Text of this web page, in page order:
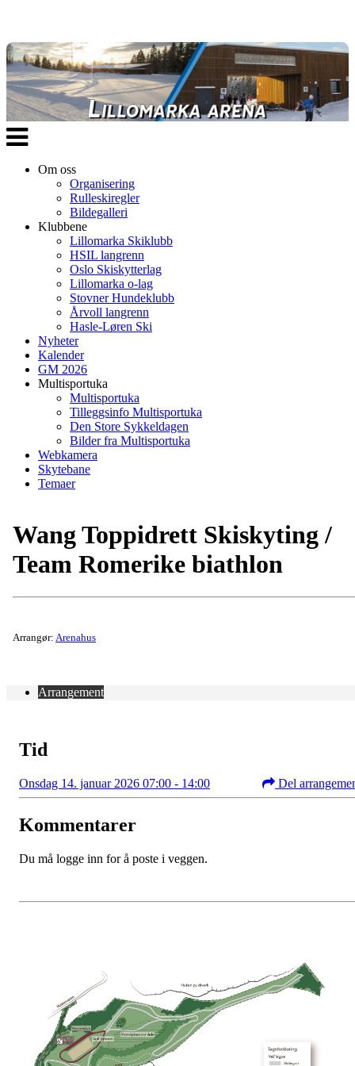
Veksle
navigasjon
Om oss
Organisering
Rulleskiregler
Bildegalleri
Klubbene
Lillomarka Skiklubb
HSIL langrenn
Oslo Skiskytterlag
Lillomarka o-lag
Stovner Hundeklubb
Årvoll langrenn
Hasle-Løren Ski
Nyheter
Kalender
GM 2026
Multisportuka
Multisportuka
Tilleggsinfo Multisportuka
Den Store Sykkeldagen
Bilder fra Multisportuka
Webkamera
Skytebane
Temaer
Wang Toppidrett Skiskyting /
Team Romerike biathlon
Arrangør: Arenahus
Arrangement
Tid
Onsdag 14. januar 2026 07:00 - 14:00 Del
Kommentarer
Du må logge inn for å poste i veggen.